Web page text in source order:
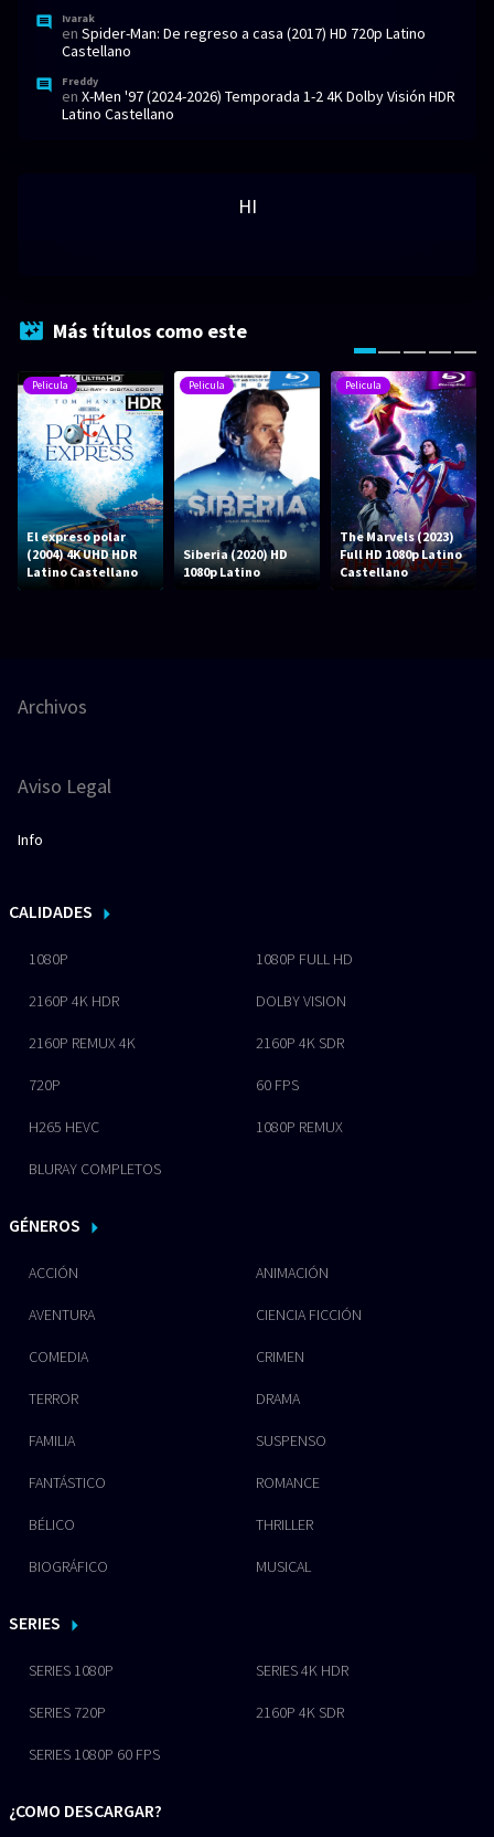
Ivarak
en Spider-Man: De regreso a casa (2017) HD 720p Latino
Castellano
Freddy
en X-Men '97 (2024-2026) Temporada 1-2 4K Dolby Visión HDR
Latino Castellano
HI
Más títulos como este
Pelicula
El expreso polar
(2004) 4K UHD HDR
Latino Castellano
Pelicula
Siberia (2020) HD
1080p Latino
Pelicula
The Marvels (2023)
Full HD 1080p Latino
Castellano
Archivos
Aviso Legal
Info
CALIDADES
1080P 1080P FULL HD
2160P 4K HDR DOLBY VISION
2160P REMUX 4K 2160P 4K SDR
720P 60 FPS
H265 HEVC 1080P REMUX
BLURAY COMPLETOS
GÉNEROS
ACCIÓN ANIMACIÓN
AVENTURA CIENCIA FICCIÓN
COMEDIA CRIMEN
TERROR DRAMA
FAMILIA SUSPENSO
FANTÁSTICO ROMANCE
BÉLICO THRILLER
BIOGRÁFICO MUSICAL
SERIES
SERIES 1080P SERIES 4K HDR
SERIES 720P 2160P 4K SDR
SERIES 1080P 60 FPS
¿COMO DESCARGAR?